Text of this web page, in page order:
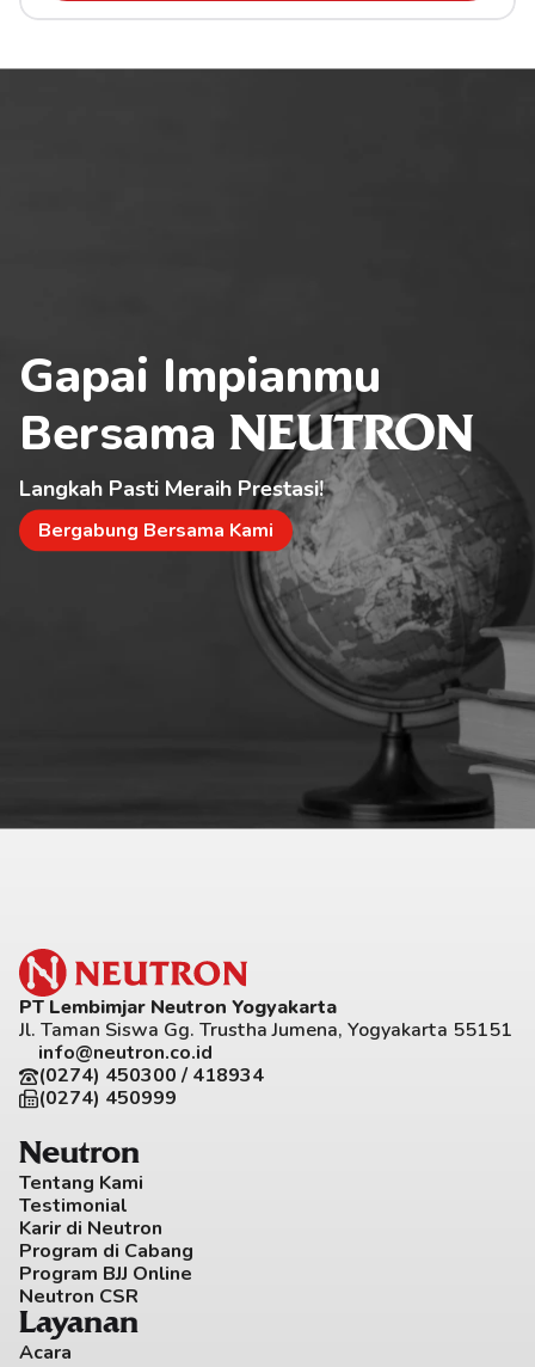
Gapai Impianmu
Bersama NEUTRON
Langkah Pasti Meraih Prestasi!
Bergabung Bersama Kami
PT Lembimjar Neutron Yogyakarta
Jl. Taman Siswa Gg. Trustha Jumena, Yogyakarta 55151
info@neutron.co.id
(0274) 450300 / 418934
(0274) 450999
Neutron
Tentang Kami
Testimonial
Karir di Neutron
Program di Cabang
Program BJJ Online
Neutron CSR
Layanan
Acara